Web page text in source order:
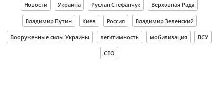
Новости Украина Руслан Стефанчук Верховная Рада
Владимир Путин Киев Россия Владимир Зеленский
Вооруженные силы Украины легитимность мобилизация ВСУ
СВО